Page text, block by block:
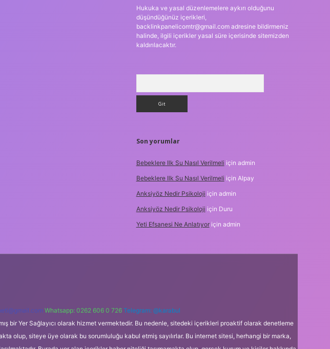
Hukuka ve yasal düzenlemelere aykırı olduğunu
düşündüğünüz içerikleri,
backlinkpanelicomtr@gmail.comadresine bildirmeniz
halinde, ilgili içerikler yasal süre içerisinde sitemizden
kaldırılacaktır.
Son yorumlar
Bebeklere Ilk Su Nasıl Verilmeli için admin
Bebeklere Ilk Su Nasıl Verilmeli için Alpay
Anksiyöz Nedir Psikoloji için admin
Anksiyöz Nedir Psikoloji için Duru
Yeti Efsanesi Ne Anlatıyoriçin admin
Whatsapp: 0262 606 0 726 Telegram: @karabul
bir Yer Sağlayıcı olarak hizmet vermektedir. Bu nedenle, sitedeki içerikleri proaktif olarak denetleme
olup, siteye üye olarak bu sorumluluğu kabul etmiş sayılırlar. Bu internet sitesi, herhangi bir marka,